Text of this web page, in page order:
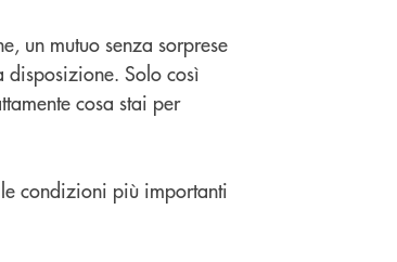
un mutuo senza sorprese
disposizione. Solo così
cosa stai per
condizioni più importanti